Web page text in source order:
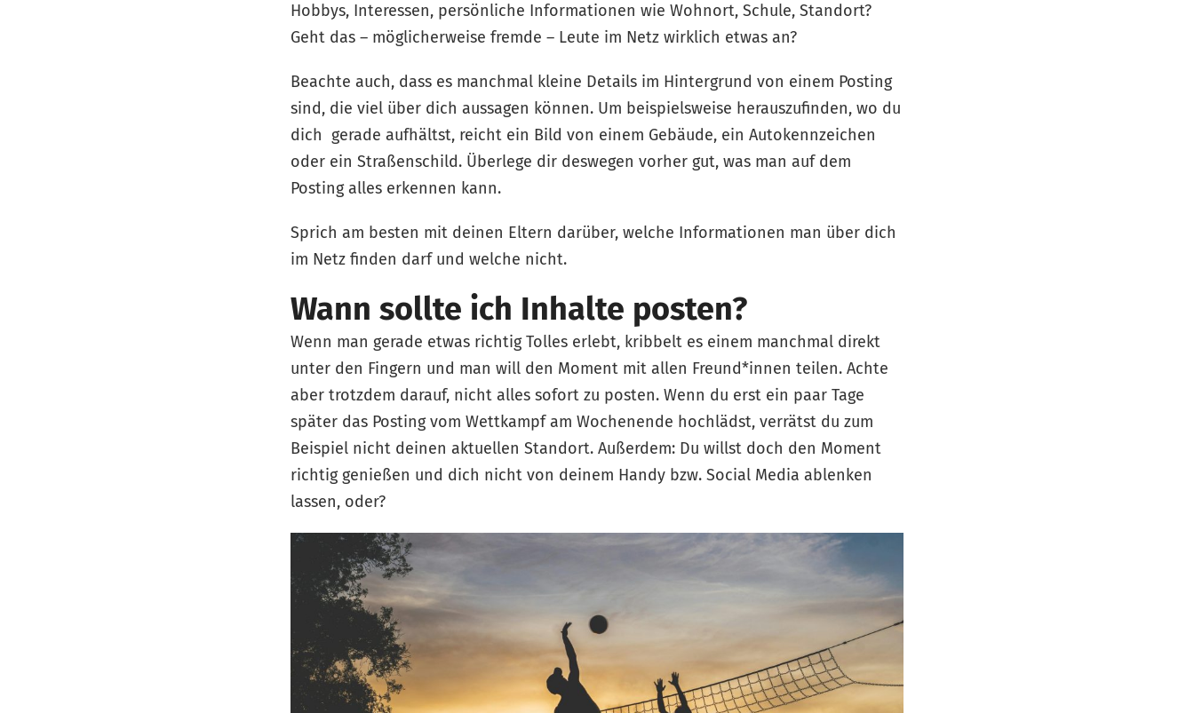
Hobbys, Interessen, persönliche Informationen wie Wohnort, Schule, Standort?
Geht das – möglicherweise fremde – Leute im Netz wirklich etwas an?
Beachte auch, dass es manchmal kleine Details im Hintergrund von einem Posting
sind, die viel über dich aussagen können. Um beispielsweise herauszufinden, wo du
dich gerade aufhältst, reicht ein Bild von einem Gebäude, ein Autokennzeichen
oder ein Straßenschild. Überlege dir deswegen vorher gut, was man auf dem
Posting alles erkennen kann.
Sprich am besten mit deinen Eltern darüber, welche Informationen man über dich
im Netz finden darf und welche nicht.
Wann sollte ich Inhalte posten?
Wenn man gerade etwas richtig Tolles erlebt, kribbelt es einem manchmal direkt
unter den Fingern und man will den Moment mit allen Freund*innen teilen. Achte
aber trotzdem darauf, nicht alles sofort zu posten. Wenn du erst ein paar Tage
später das Posting vom Wettkampf am Wochenende hochlädst, verrätst du zum
Beispiel nicht deinen aktuellen Standort. Außerdem: Du willst doch den Moment
richtig genießen und dich nicht von deinem Handy bzw. Social Media ablenken
lassen, oder?